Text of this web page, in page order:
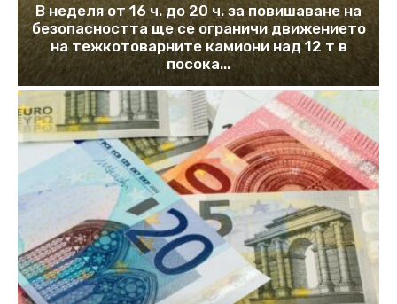
В неделя от 16 ч. до 20 ч. за повишаване на
безопасността ще се ограничи движението
на тежкотоварните камиони над 12 т в
посока...